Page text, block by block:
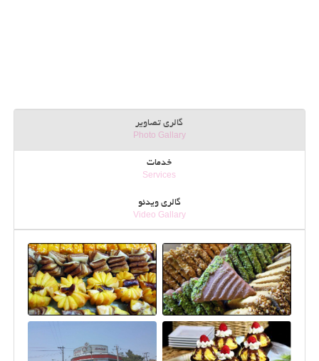
گالری تصاویر
Photo Gallary
خدمات
Services
گالری ویدئو
Video Gallary